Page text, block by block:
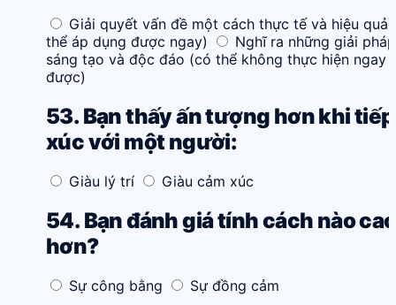
Giải quyết vấn đề một cách thực tế và hiệu quả
thể áp dụng được ngay)
Nghĩ ra những giải pháp
sáng tạo và độc đáo (có thể không thực hiện ngay
được)
53. Bạn thấy ấn tượng hơn khi tiếp
xúc với một người:
Giàu lý trí Giàu cảm xúc
54. Bạn đánh giá tính cách nào cao
hơn?
Sự công bằng Sự đồng cảm